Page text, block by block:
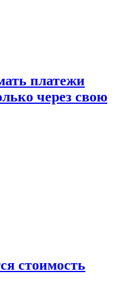
платежи
через свою
стоимость